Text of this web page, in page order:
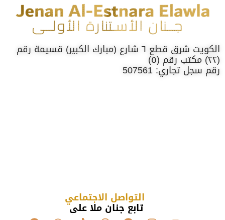
الكويت شرق قطع ٦ شارع (مبارك الكبير) قسيمة رقم
(٢٢) مكتب رقم (٥)
رقم سجل تجاري: 507561
التواصل الاجتماعي
تابع جنان ملا علي